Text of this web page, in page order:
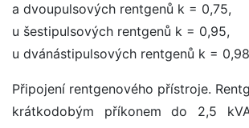
a dvoupulsových rentgenů k = 0,75,
u šestipulsových rentgenů k = 0,95,
u dvánástipulsových rentgenů k =
Připojení rentgenového přístroje.
krátkodobým příkonem do 2,5